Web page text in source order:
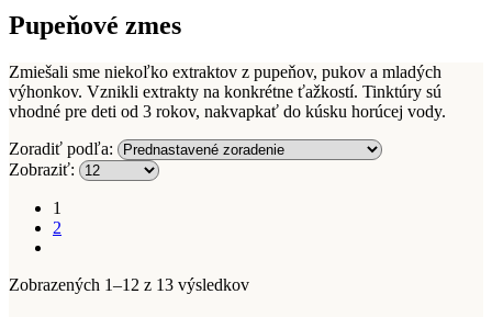
Pupeňové zmes
Zmiešali sme niekoľko extraktov z pupeňov, pukov a mladých
výhonkov. Vznikli extrakty na konkrétne ťažkostí. Tinktúry sú
vhodné pre deti od 3 rokov, nakvapkať do kúsku horúcej vody.
Zoradiť podľa:
Zobraziť:
1
2
Zobrazených 1–12 z 13 výsledkov